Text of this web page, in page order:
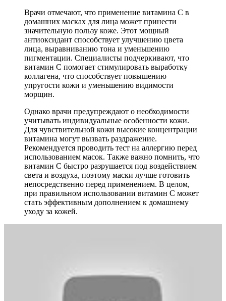
Врачи отмечают, что применение витамина С в
домашних масках для лица может принести
значительную пользу коже. Этот мощный
антиоксидант способствует улучшению цвета
лица, выравниванию тона и уменьшению
пигментации. Специалисты подчеркивают, что
витамин С помогает стимулировать выработку
коллагена, что способствует повышению
упругости кожи и уменьшению видимости
морщин.
Однако врачи предупреждают о необходимости
учитывать индивидуальные особенности кожи.
Для чувствительной кожи высокие концентрации
витамина могут вызвать раздражение.
Рекомендуется проводить тест на аллергию перед
использованием масок. Также важно помнить, что
витамин С быстро разрушается под воздействием
света и воздуха, поэтому маски лучше готовить
непосредственно перед применением. В целом,
при правильном использовании витамин С может
стать эффективным дополнением к домашнему
уходу за кожей.